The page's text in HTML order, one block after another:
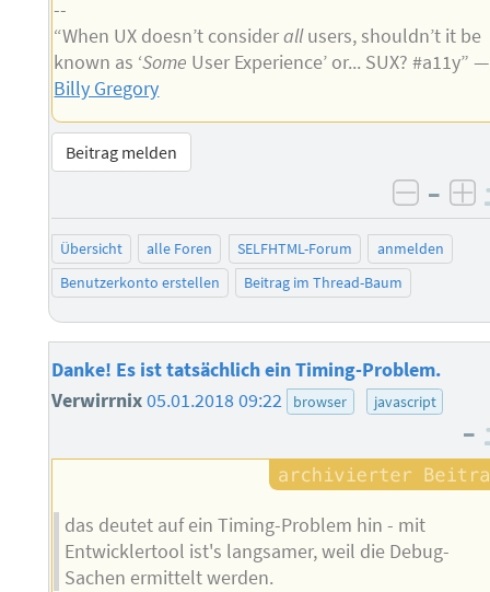
--
“When UX doesn’t considerallusers, shouldn’t it be
known as ‘Some User Experience’ or... SUX? #a11y” —
Billy Gregory
Beitrag melden
–
Übersicht alle Foren SELFHTML-Forum
anmelden
Benutzerkonto erstellen
Beitrag im Thread-Baum
Danke! Es ist tatsächlich ein Timing-Problem.
Verwirrnix05.01.2018 09:22 browser javascript
–
das deutet auf ein Timing-Problem hin - mit
Entwicklertool ist's langsamer, weil die Debug-
Sachen ermittelt werden.